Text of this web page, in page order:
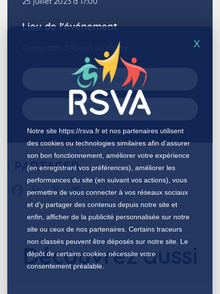
Lieu de l'événement
Guinguette d’Aboun au Havre
Contacter par e-mail
Visiter le site web
PARTAGER
Facebook
LinkedIn
X EmailPartager
Découvrez aussi
X
Notre site https://rsva.fret nos partenaires utilisent
des cookies ou technologies similaires afin d’assurer
son bon fonctionnement, améliorer votre expérience
(en enregistrant vos préférences), améliorer les
performances du site (en suivant vos actions), vous
permettre de vous connecter à vos réseaux sociaux
et d’y partager des contenus depuis notre site et
enfin, afficher de la publicité personnalisée sur notre
site ou ceux de nos partenaires. Certains traceurs
non classés peuvent être déposés sur notre site. Le
dépôt de certains cookies nécessite votre
consentement préalable.